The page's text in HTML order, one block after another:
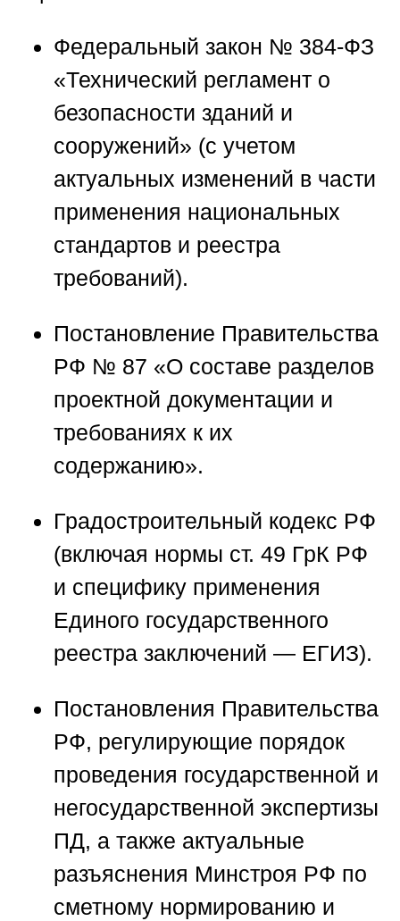
Федеральный закон № 384-ФЗ
«Технический регламент о
безопасности зданий и
сооружений» (с учетом
актуальных изменений в части
применения национальных
стандартов и реестра
требований).
Постановление Правительства
РФ № 87 «О составе разделов
проектной документации и
требованиях к их
содержанию».
Градостроительный кодекс РФ
(включая нормы ст. 49 ГрК РФ
и специфику применения
Единого государственного
реестра заключений — ЕГИЗ).
Постановления Правительства
РФ, регулирующие порядок
проведения государственной и
негосударственной экспертизы
ПД, а также актуальные
разъяснения Минстроя РФ по
сметному нормированию и